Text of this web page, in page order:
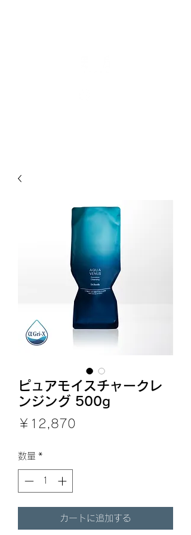
ピュアモイスチャークレ
ンジング 500g
￥12,870
数量 *
カートに追加する